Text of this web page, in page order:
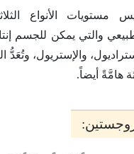
مستويات الأنواع
والتي يمكن للجسم
والإستريول،
هامَّةً أيضاً.